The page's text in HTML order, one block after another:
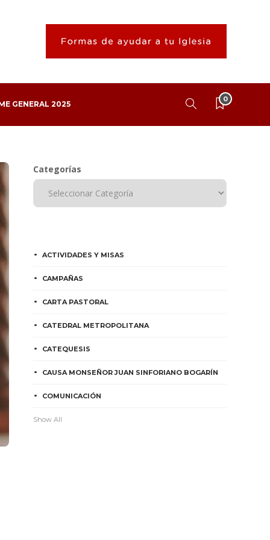
GENERAL 2025
0
Categorías
ACTIVIDADES Y MISAS
CAMPAÑAS
CARTA PASTORAL
CATEDRAL METROPOLITANA
CATEQUESIS
CAUSA MONSEÑOR JUAN SINFORIANO BOGARÍN
COMUNICACIÓN
Show All